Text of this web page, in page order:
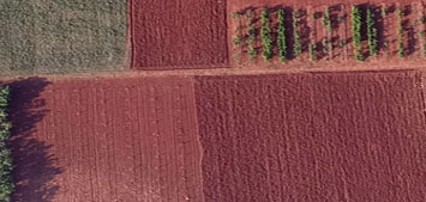
prerade maslina, posljednjih je godina postala
okvira 2025. godine uoči berbe maslina,
Iako takva praksa otvara nove mogućnosti,
zato istraživanja poput onih koja se provode
rješenja kako kominu pretvoriti iz
i poljoprivrednu proizvodnju. Pročitajte kako
iz 2025. potaknuli znanstvena istraživanja
kompostiranju i održivoj primjeni komine masline u